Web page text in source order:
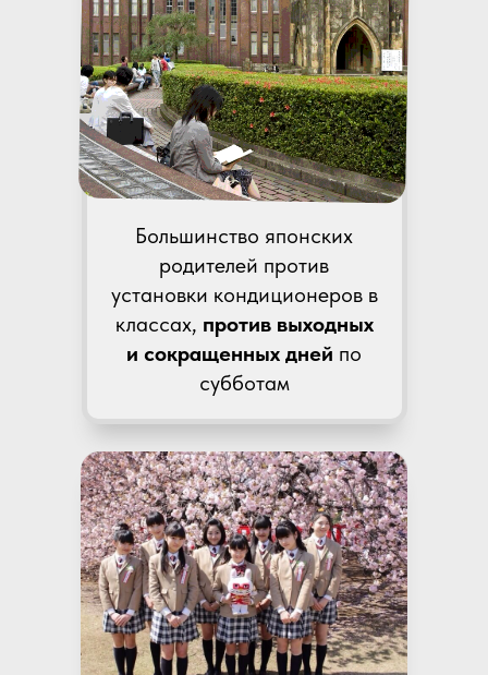
Большинство японских
родителей против
установки кондиционеров в
классах, против выходных
и сокращенных дней по
субботам